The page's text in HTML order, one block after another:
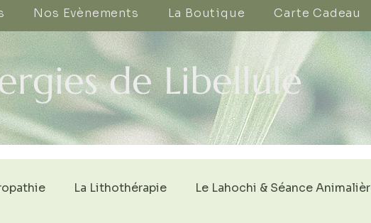
de Libellule
La Lithothérapie Le Lahochi & Séance
Nos Evènements La Boutique Carte Cadeau